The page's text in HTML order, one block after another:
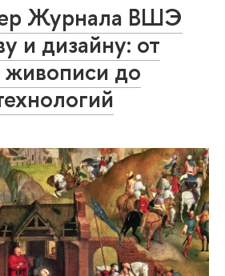
Журнала ВШЭ
и дизайну: от
живописи до